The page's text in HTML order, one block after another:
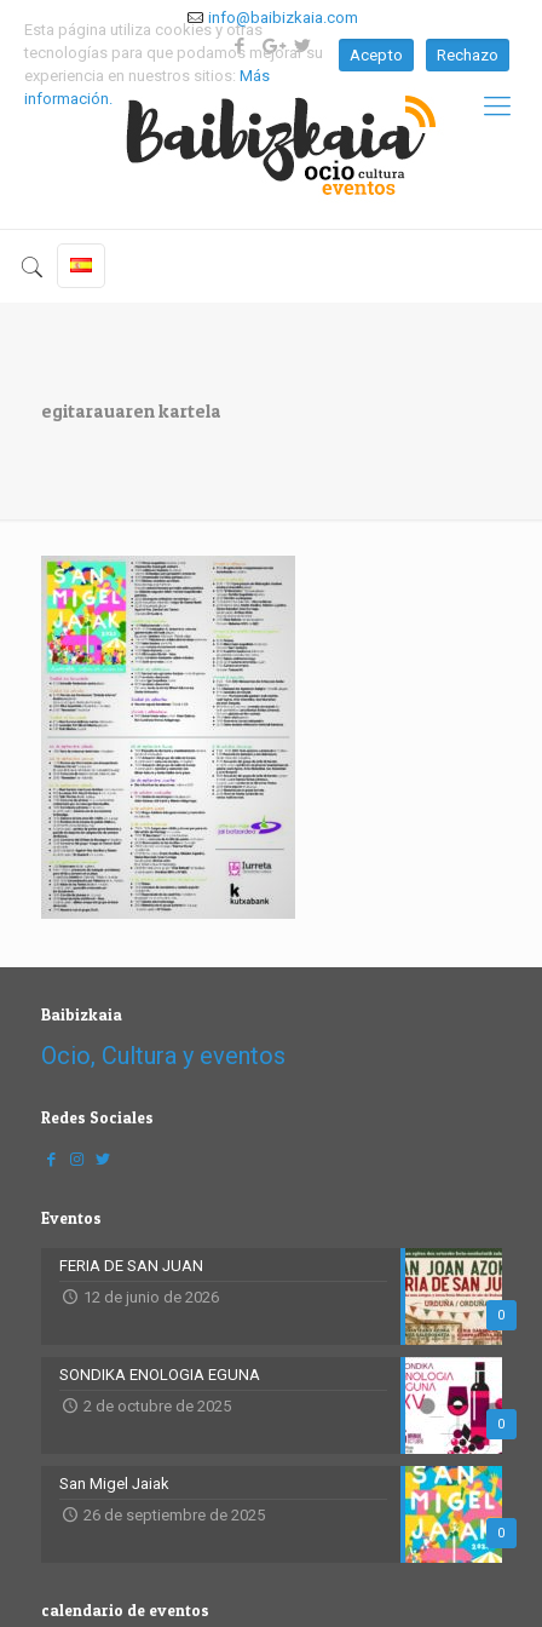
info@baibizkaia.com
egitarauaren kartela
Baibizkaia
Ocio, Cultura y eventos
Redes Sociales
Eventos
0
FERIA DE SAN JUAN
12 de junio de 2026
0
SONDIKA ENOLOGIA EGUNA
2 de octubre de 2025
0
San Migel Jaiak
26 de septiembre de 2025
calendario de eventos
Esta página utiliza cookies y otras
tecnologías para que podamos mejorar su
experiencia en nuestros sitios: Más
información.
Acepto Rechazo